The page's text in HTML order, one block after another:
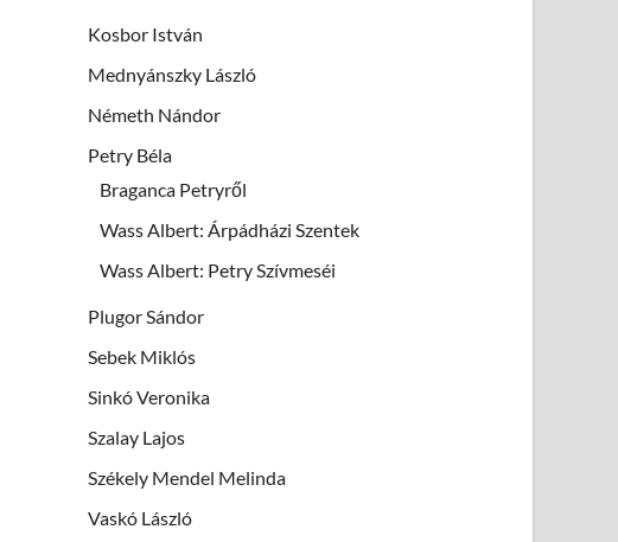
Kosbor István
Mednyánszky László
Németh Nándor
Petry Béla
Braganca Petryről
Wass Albert: Árpádházi Szentek
Wass Albert: Petry Szívmeséi
Plugor Sándor
Sebek Miklós
Sinkó Veronika
Szalay Lajos
Székely Mendel Melinda
Vaskó László